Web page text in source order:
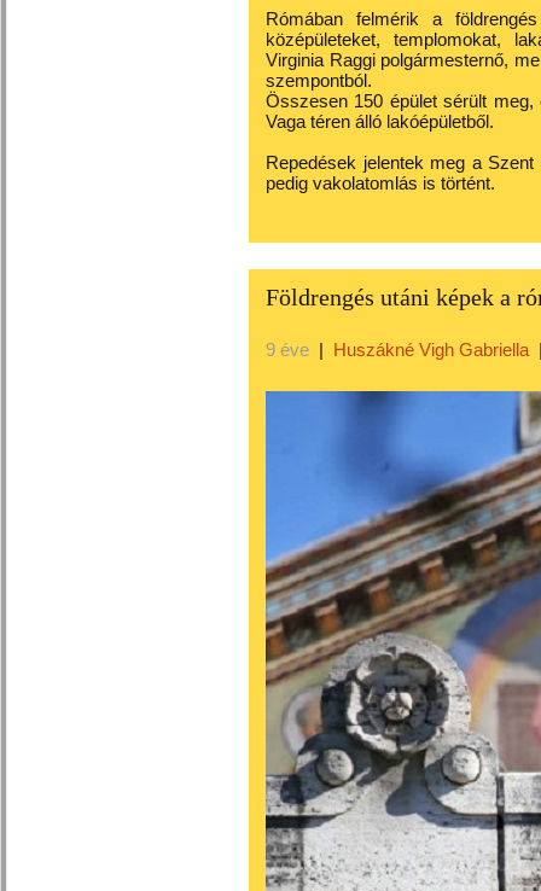
Rómában felmérik a
középületeket, templomokat,
Virginia Raggi polgármesternő,
szempontból.
Összesen 150 épület sérült
Vaga téren álló lakóépületből.
Repedések jelentek meg a
pedig vakolatomlás is történt.
Földrengés utáni képek a
9 éve | Huszákné Vigh Gabriella